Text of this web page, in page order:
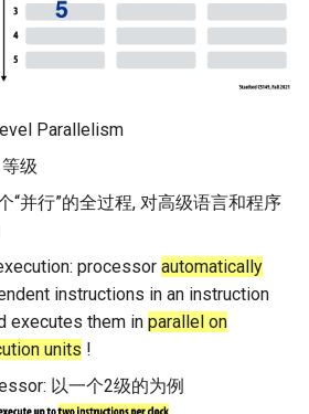
INFOCOM23 Falcon
IComputing24 NTN 6G
SpaceX24 D2C
ArXiv25 DS2D
Parallelism
级
“并行”的全过程, 对高级语言和程序
processor automatically
instructions in an instruction
executes them in parallel on
units !
以一个2级的为例